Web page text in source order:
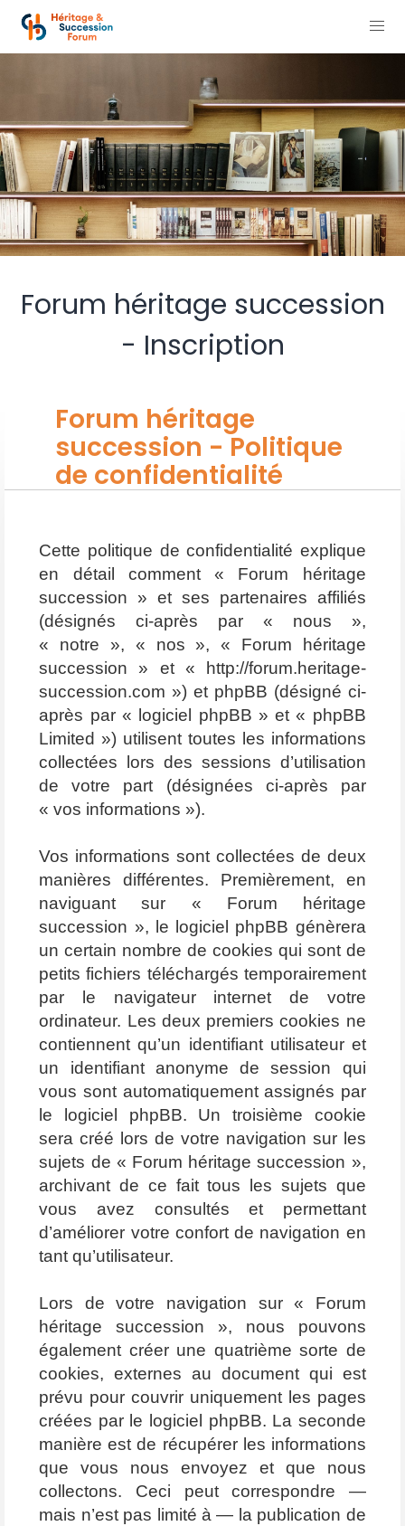
Forum héritage succession
- Inscription
Forum héritage
succession - Politique
de confidentialité
Cette politique de confidentialité explique
en détail comment « Forum héritage
succession » et ses partenaires affiliés
(désignés ci-après par « nous »,
« notre », « nos », « Forum héritage
succession » et « http://forum.heritage-
succession.com ») et phpBB (désigné ci-
après par « logiciel phpBB » et « phpBB
Limited ») utilisent toutes les informations
collectées lors des sessions d’utilisation
de votre part (désignées ci-après par
« vos informations »).
Vos informations sont collectées de deux
manières différentes. Premièrement, en
naviguant sur « Forum héritage
succession », le logiciel phpBB génèrera
un certain nombre de cookies qui sont de
petits fichiers téléchargés temporairement
par le navigateur internet de votre
ordinateur. Les deux premiers cookies ne
contiennent qu’un identifiant utilisateur et
un identifiant anonyme de session qui
vous sont automatiquement assignés par
le logiciel phpBB. Un troisième cookie
sera créé lors de votre navigation sur les
sujets de « Forum héritage succession »,
archivant de ce fait tous les sujets que
vous avez consultés et permettant
d’améliorer votre confort de navigation en
tant qu’utilisateur.
Lors de votre navigation sur « Forum
héritage succession », nous pouvons
également créer une quatrième sorte de
cookies, externes au document qui est
prévu pour couvrir uniquement les pages
créées par le logiciel phpBB. La seconde
manière est de récupérer les informations
que vous nous envoyez et que nous
collectons. Ceci peut correspondre —
mais n’est pas limité à — la publication de